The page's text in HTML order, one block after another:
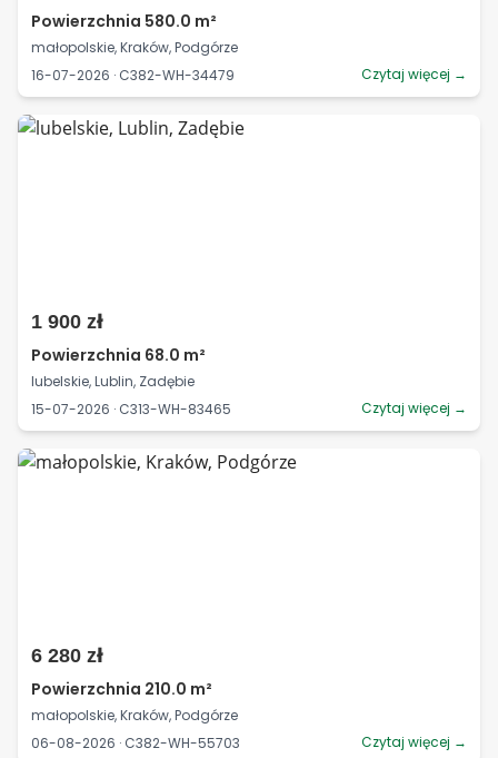
Powierzchnia 580.0 m²
małopolskie, Kraków, Podgórze
16-07-2026 · C382-WH-34479
Czytaj więcej →
1 900 zł
Powierzchnia 68.0 m²
lubelskie, Lublin, Zadębie
15-07-2026 · C313-WH-83465
Czytaj więcej →
6 280 zł
Powierzchnia 210.0 m²
małopolskie, Kraków, Podgórze
06-08-2026 · C382-WH-55703
Czytaj więcej →